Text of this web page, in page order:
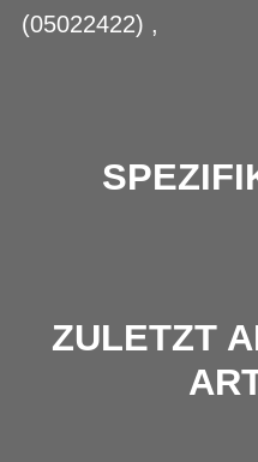
(05022422) ,
ZULETZT